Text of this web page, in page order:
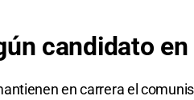
candidato en
en carrera el